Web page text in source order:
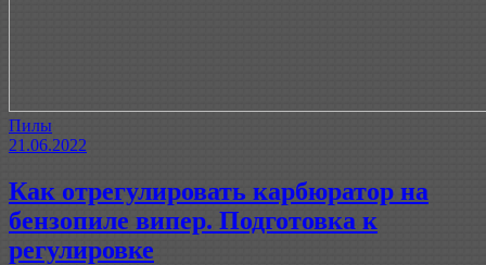
Пилы
21.06.2022
Как отрегулировать карбюратор на
бензопиле випер. Подготовка к
регулировке